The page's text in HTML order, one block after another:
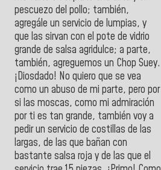
pescuezo del pollo; también,
agregále un servicio de lumpias, y
que las sirvan con el pote de vidrio
grande de salsa agridulce; a parte,
también, agreguemos un Chop Suey.
¡Diosdado! No quiero que se vea
como un abuso de mi parte, pero por
si las moscas, como mi admiración
por ti es tan grande, también voy a
pedir un servicio de costillas de las
largas, de las que bañan con
bastante salsa roja y de las que el